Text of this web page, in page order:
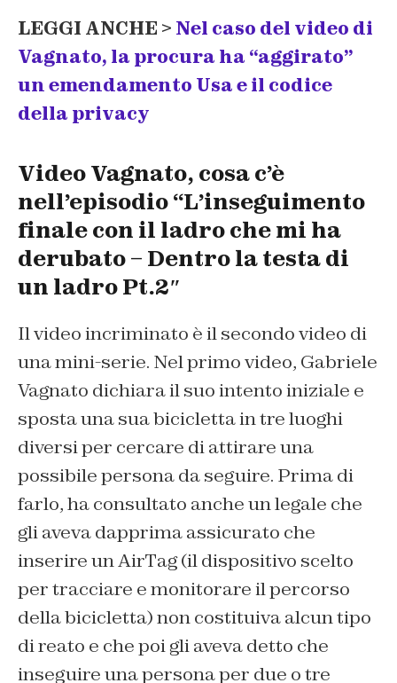
LEGGI ANCHE > Nel caso del video di
Vagnato, la procura ha “aggirato”
un emendamento Usa e il codice
della privacy
Video Vagnato, cosa c’è
nell’episodio “L’inseguimento
finale con il ladro che mi ha
derubato – Dentro la testa di
un ladro Pt.2″
Il video incriminato è il secondo video di
una mini-serie. Nel primo video, Gabriele
Vagnato dichiara il suo intento iniziale e
sposta una sua bicicletta in tre luoghi
diversi per cercare di attirare una
possibile persona da seguire. Prima di
farlo, ha consultato anche un legale che
gli aveva dapprima assicurato che
inserire un AirTag (il dispositivo scelto
per tracciare e monitorare il percorso
della bicicletta) non costituiva alcun tipo
di reato e che poi gli aveva detto che
inseguire una persona per due o tre